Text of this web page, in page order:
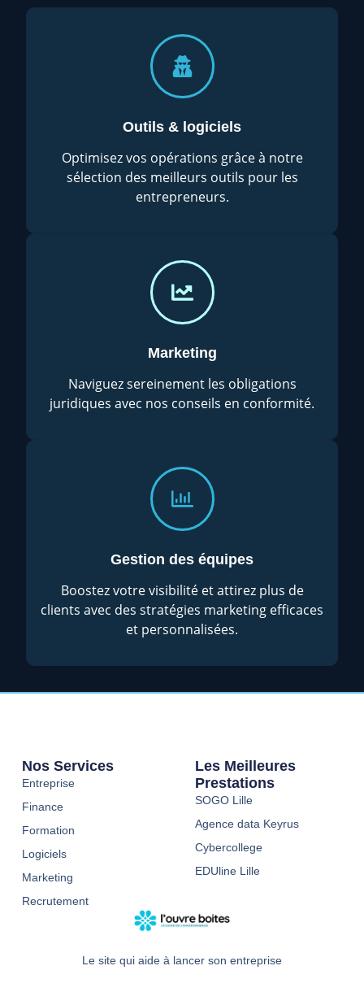
Outils & logiciels
Optimisez vos opérations grâce à notre
sélection des meilleurs outils pour les
entrepreneurs.
Marketing
Naviguez sereinement les obligations
juridiques avec nos conseils en conformité.
Gestion des équipes
Boostez votre visibilité et attirez plus de
clients avec des stratégies marketing efficaces
et personnalisées.
Le site qui aide à lancer son entreprise
Nos Services
Entreprise
Finance
Formation
Logiciels
Marketing
Recrutement
Les Meilleures
Prestations
SOGO Lille
Agence data Keyrus
Cybercollege
EDUline Lille